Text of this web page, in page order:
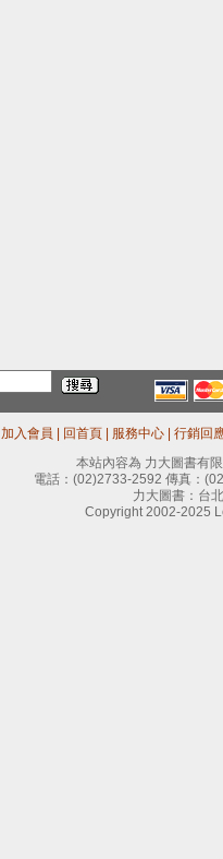
加入會員 回首頁 服務中心
行銷回
本站內容為 力大圖書有
電話： (02)2733-2592 傳真：
力大圖書：台
Copyright 2002-2025